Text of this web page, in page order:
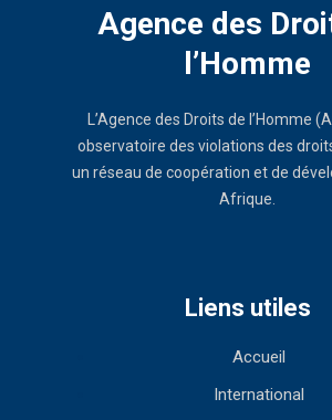
Agence des
l’Homme
L’Agence des Droits de l’Homme
observatoire des violations des
un réseau de coopération et de
Afrique.
Liens utiles
Accueil
International